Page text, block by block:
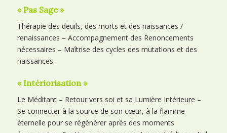
« Pas Sage »
Thérapie des deuils, des morts et des naissances /
renaissances – Accompagnement des Renoncements
nécessaires – Maîtrise des cycles des mutations et des
naissances.
« Intériorisation »
Le Méditant – Retour vers soi et sa Lumière Intérieure –
Se connecter à la source de son cœur, à la flamme
éternelle pour se régénérer après des moments